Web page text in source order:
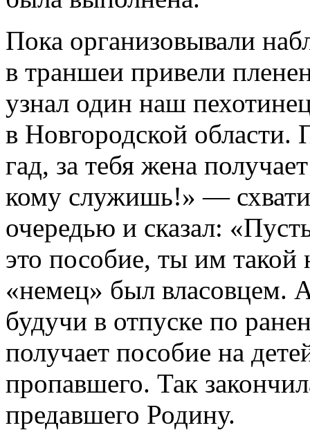
Пока организовывали
в траншеи привели
узнал один наш
в Новгородской области.
гад, за тебя жена
кому служишь!» —
очередью и сказал:
это пособие, ты им такой
«немец» был власовцем.
будучи в отпуске по
получает пособие на
пропавшего. Так
предавшего Родину.